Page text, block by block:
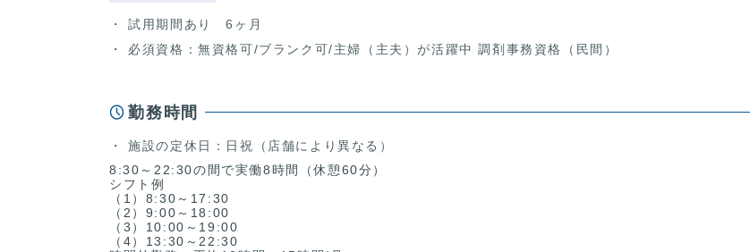
試用期間あり 6ヶ月
必須資格：無資格可/ブランク可/主婦（主夫）が活躍中 調剤事務資格（民間）
勤務時間
施設の定休日：日祝（店舗により異なる）
8:30～22:30の間で実働8時間（休憩60分）
シフト例
（1）8:30～17:30
（2）9:00～18:00
（3）10:00～19:00
（4）13:30～22:30